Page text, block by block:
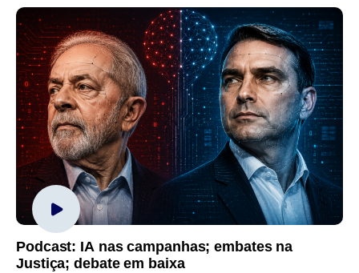
Podcast: IA nas campanhas; embates na
Justiça; debate em baixa